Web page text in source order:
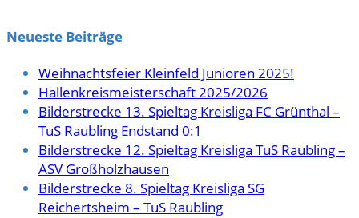
Neueste Beiträge
Weihnachtsfeier Kleinfeld Junioren 2025!
Hallenkreismeisterschaft 2025/2026
Bilderstrecke 13. Spieltag Kreisliga FC Grünthal –
TuS Raubling Endstand 0:1
Bilderstrecke 12. Spieltag Kreisliga TuS Raubling –
ASV Großholzhausen
Bilderstrecke 8. Spieltag Kreisliga SG
Reichertsheim – TuS Raubling